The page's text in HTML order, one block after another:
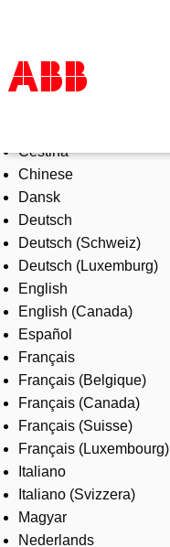
Products & Solutions
Industries
Services
About us
Where to buy
Contact us
Careers
Čeština
Chinese
Dansk
Deutsch
Deutsch (Schweiz)
Deutsch (Luxemburg)
English
English (Canada)
Español
Français
Français (Belgique)
Français (Canada)
Français (Suisse)
Français (Luxembourg)
Italiano
Italiano (Svizzera)
Magyar
Nederlands